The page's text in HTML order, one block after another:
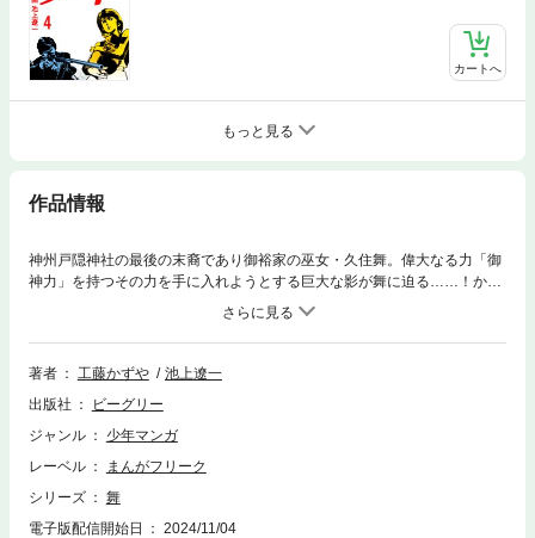
カートへ
もっと見る
作品情報
神州戸隠神社の最後の末裔であり御裕家の巫女・久住舞。偉大なる力「御
神力」を持つその力を手に入れようとする巨大な影が舞に迫る……！かぎ
りない時の流れに己の血をつないできた巫女の宿命の戦いを描いたサイキ
著者 工藤かずや
池上遼一
出版社
ビーグリー
ジャンル
少年マンガ
レーベル
まんがフリーク
シリーズ
舞
電子版配信開始日
2024/11/04